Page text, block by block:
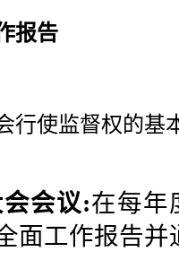
报告
行使监督权的基
会议:在每年
面工作报告